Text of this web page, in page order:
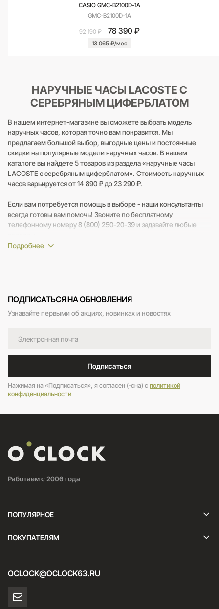
CASIO GMC-B2100D-1A
GMC-B2100D-1A
92 190 ₽ 78 390 ₽
13 065 ₽/мес
НАРУЧНЫЕ ЧАСЫ LACOSTE С
СЕРЕБРЯНЫМ ЦИФЕРБЛАТОМ
В нашем интернет-магазине вы сможете выбрать модель
наручных часов, которая точно вам понравится. Мы
предлагаем большой выбор, выгодные цены и постоянные
скидки на популярные модели наручных часов. В нашем
каталоге вы найдете 5 товаров из раздела «наручные часы
LACOSTE с серебряным циферблатом». Стоимость наручных
часов варьируется от 14 890 ₽ до 23 290 ₽.
Если вам потребуется помощь в выборе - наши консультанты
всегда готовы вам помочь! Звоните по бесплатному
телефонному номеру 8 (800) 250-20-39 и задавайте любые
ПОДПИСАТЬСЯ НА ОБНОВЛЕНИЯ
Узнавайте первыми об акциях, новинках и новостях
Подписаться
Нажимая на «Подписаться», я согласен (-сна) cполитикой
конфиденциальности
Работаем с 2006 года
ПОПУЛЯРНОЕ
ПОКУПАТЕЛЯМ
OCLOCK@OCLOCK63.RU